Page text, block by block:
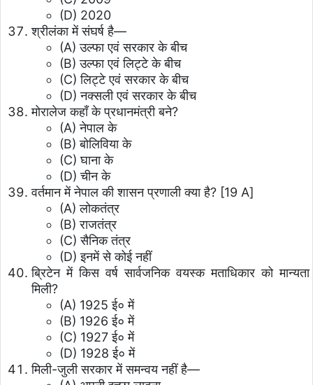
(D) 2020
श्रीलंका में संघर्ष है—
(A) उल्फा एवं सरकार के बीच
(B) उल्फा एवं लिट्टे के बीच
(C) लिट्टे एवं सरकार के बीच
(D) नक्सली एवं सरकार के बीच
मोरालेज कहाँ के प्रधानमंत्री बने?
(A) नेपाल के
(B) बोलिविया के
(C) घाना के
(D) चीन के
वर्तमान में नेपाल की शासन प्रणाली क्या है? [19 A]
(A) लोकतंत्र
(B) राजतंत्र
(C) सैनिक तंत्र
(D) इनमें से कोई नहीं
ब्रिटेन में किस वर्ष सार्वजनिक वयस्क मताधिकार को मान्यता
मिली?
(A) 1925 ई० में
(B) 1926 ई० में
(C) 1927 ई० में
(D) 1928 ई० में
मिली-जुली सरकार में समन्वय नहीं है—